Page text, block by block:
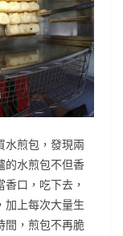
水煎包，發現兩
的水煎包不但香
口，吃下去，
加上每次大量生
間，煎包不再脆